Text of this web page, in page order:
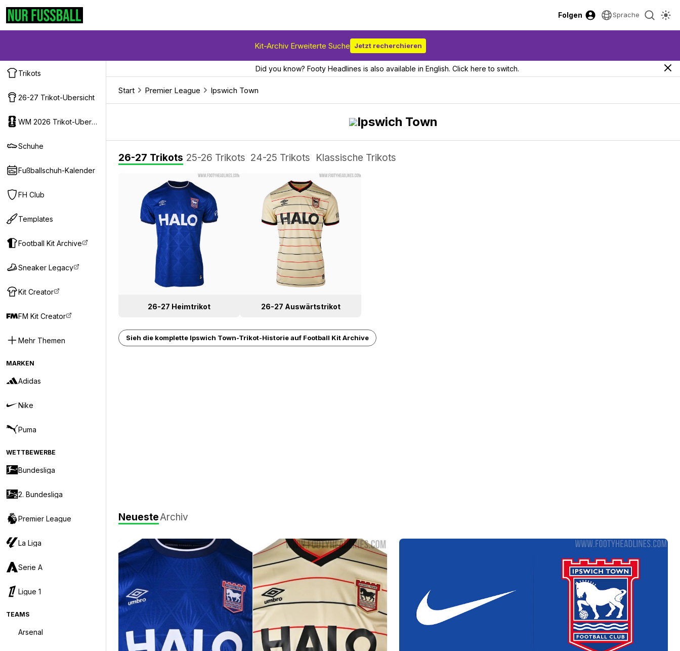
Folgen Sprache
Kit-Archiv Erweiterte Suche Jetzt recherchieren
Trikots
26-27 Trikot-Ubersicht
WM 2026 Trikot-Ubersicht
Schuhe
Fußballschuh-Kalender
FH Club
Templates
Football Kit Archive
Sneaker Legacy
Kit Creator
FM Kit Creator
Mehr Themen
MARKEN
Adidas
Nike
Puma
WETTBEWERBE
Bundesliga
2. Bundesliga
Premier League
La Liga
Serie A
Ligue 1
TEAMS
Arsenal
Did you know? Footy Headlines is also available in English. Click here to switch.
Start Premier League Ipswich Town
Ipswich Town
26-27 Trikots 25-26 Trikots 24-25 Trikots Klassische Trikots
26-27 Heimtrikot 26-27 Auswärtstrikot
Sieh die komplette Ipswich Town-Trikot-Historie auf Football Kit Archive
NeuesteArchiv